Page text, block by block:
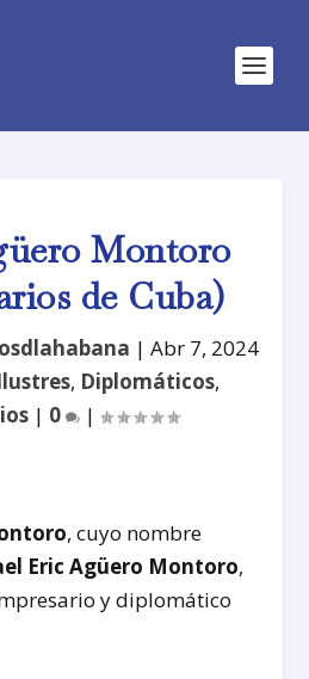
Montoro
de Cuba)
| Abr 7, 2024
, Diplomáticos,
| 0 |
, cuyo nombre
Eric Agüero Montoro,
y diplomático